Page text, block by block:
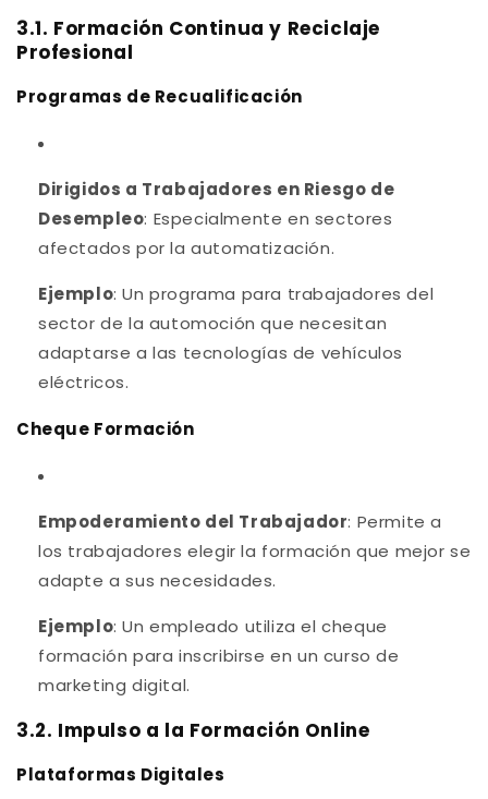
3.1. Formación Continua y Reciclaje
Profesional
Programas de Recualificación
Dirigidos a Trabajadores en Riesgo de
Desempleo: Especialmente en sectores
afectados por la automatización.
Ejemplo: Un programa para trabajadores del
sector de la automoción que necesitan
adaptarse a las tecnologías de vehículos
eléctricos.
Cheque Formación
Empoderamiento del Trabajador: Permite a
los trabajadores elegir la formación que mejor se
adapte a sus necesidades.
Ejemplo: Un empleado utiliza el cheque
formación para inscribirse en un curso de
marketing digital.
3.2. Impulso a la Formación Online
Plataformas Digitales